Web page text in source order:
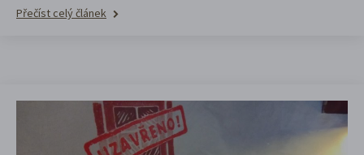
Přečíst celý článek